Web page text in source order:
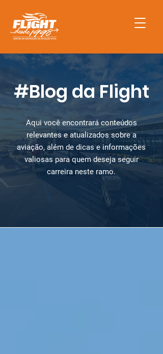
#Blog da Flight
Aqui você encontrará conteúdos
relevantes e atualizados sobre a
aviação, além de dicas e informações
valiosas para quem deseja seguir
carreira neste ramo.